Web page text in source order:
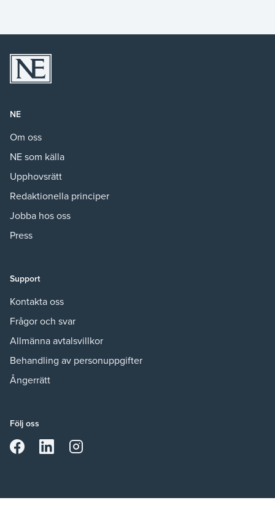
NE
Om oss
NE som källa
Upphovsrätt
Redaktionella principer
Jobba hos oss
Press
Support
Kontakta oss
Frågor och svar
Allmänna avtalsvillkor
Behandling av personuppgifter
Ångerrätt
Följ oss